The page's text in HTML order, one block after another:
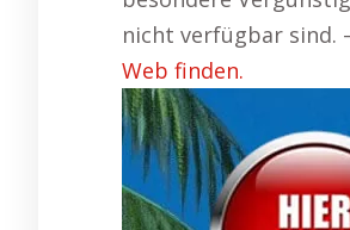
nicht verfügbar sind.
Web finden.